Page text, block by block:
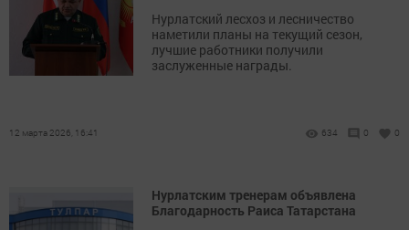
Нурлатский лесхоз и лесничество
наметили планы на текущий сезон,
лучшие работники получили
заслуженные награды.
12 марта 2026, 16:41 634 0 0
Нурлатским тренерам объявлена
Благодарность Раиса Татарстана